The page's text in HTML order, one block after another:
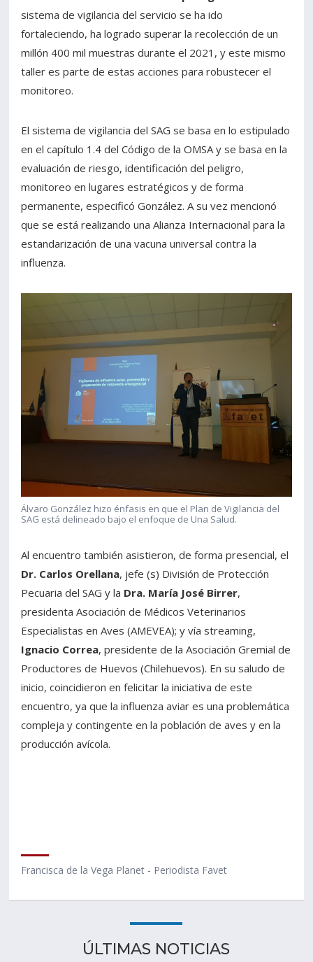
sistema de vigilancia del servicio se ha ido
fortaleciendo, ha logrado superar la recolección de un
millón 400 mil muestras durante el 2021, y este mismo
taller es parte de estas acciones para robustecer el
monitoreo.
El sistema de vigilancia del SAG se basa en lo estipulado
en el capítulo 1.4 del Código de la OMSA y se basa en la
evaluación de riesgo, identificación del peligro,
monitoreo en lugares estratégicos y de forma
permanente, especificó González. A su vez mencionó
que se está realizando una Alianza Internacional para la
estandarización de una vacuna universal contra la
influenza.
Álvaro González hizo énfasis en que el Plan de Vigilancia del
SAG está delineado bajo el enfoque de Una Salud.
Al encuentro también asistieron, de forma presencial, el
Dr. Carlos Orellana, jefe (s) División de Protección
Pecuaria del SAG y la Dra. María José Birrer,
presidenta Asociación de Médicos Veterinarios
Especialistas en Aves (AMEVEA); y vía streaming,
Ignacio Correa, presidente de la Asociación Gremial de
Productores de Huevos (Chilehuevos). En su saludo de
inicio, coincidieron en felicitar la iniciativa de este
encuentro, ya que la influenza aviar es una problemática
compleja y contingente en la población de aves y en la
producción avícola.
Francisca de la Vega Planet - Periodista Favet
ÚLTIMAS NOTICIAS